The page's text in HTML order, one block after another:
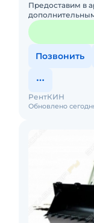
Предоставим в
гидромолот,
спецтехники -
Позвонить
Обновлено
РентКИН